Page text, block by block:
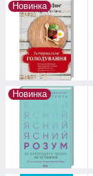
Новинка
Новинка